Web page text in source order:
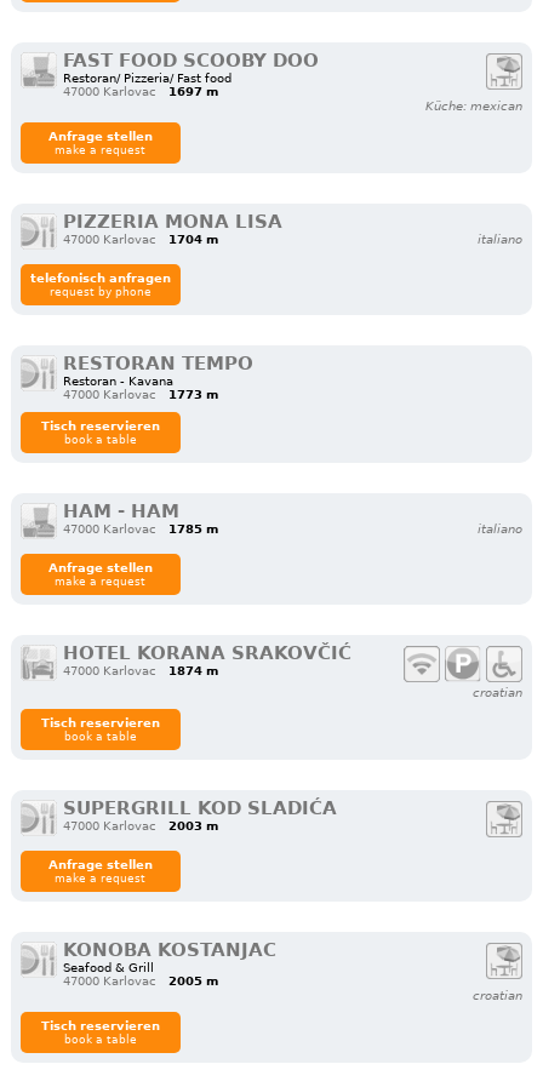
FAST FOOD SCOOBY DOO
Restoran/ Pizzeria/ Fast food
47000 Karlovac
1697 m
Küche: mexican
Anfrage stellen
make a request
PIZZERIA MONA LISA
47000 Karlovac 1704 m italiano
telefonisch anfragen
request by phone
RESTORAN TEMPO
Restoran - Kavana
47000 Karlovac
1773 m
Tisch reservieren
book a table
HAM - HAM
47000 Karlovac 1785 m italiano
Anfrage stellen
make a request
HOTEL KORANA SRAKOVČIĆ
47000 Karlovac
1874 m
croatian
Tisch reservieren
book a table
SUPERGRILL KOD SLADIĆA
47000 Karlovac 2003 m
Anfrage stellen
make a request
KONOBA KOSTANJAC
Seafood & Grill
47000 Karlovac
2005 m
croatian
Tisch reservieren
book a table